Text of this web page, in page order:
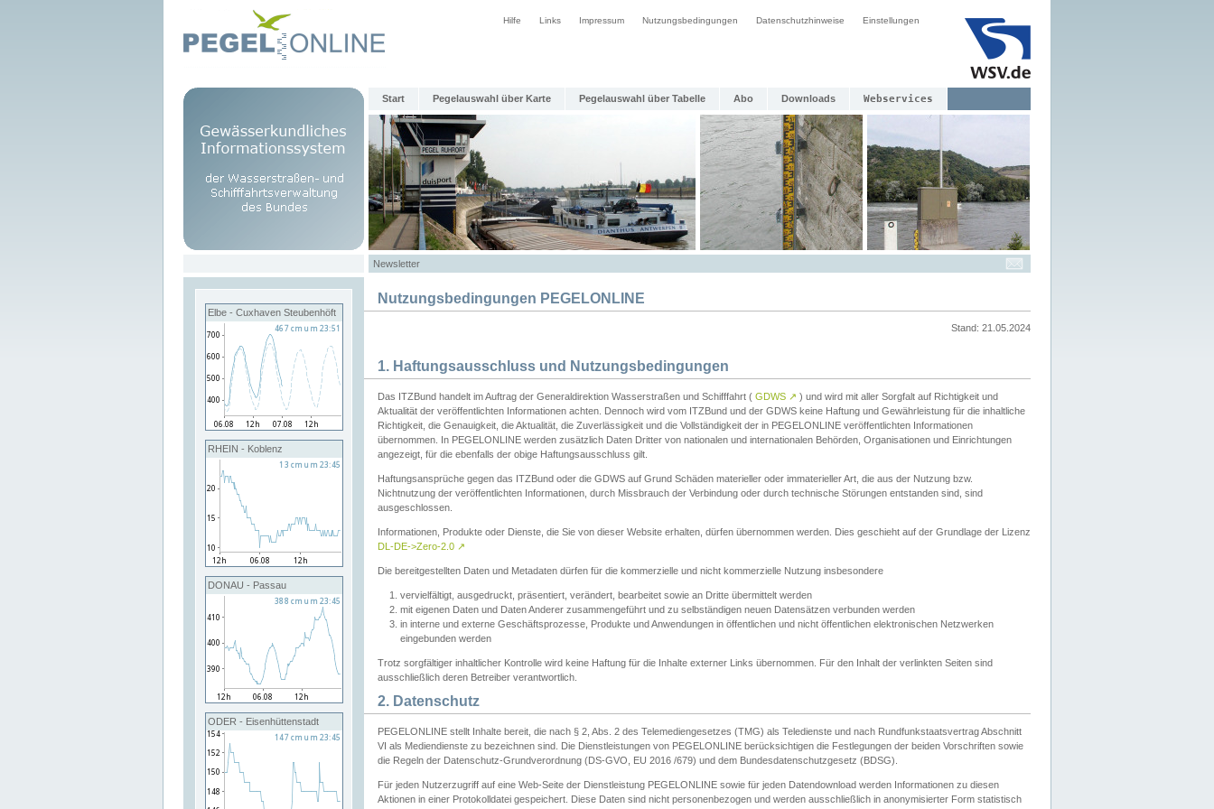
Hilfe Links Impressum Nutzungsbedingungen Datenschutzhinweise Einstellungen
Start Pegelauswahl über Karte Pegelauswahl über Tabelle Abo Downloads Webservices
Newsletter
Elbe - Cuxhaven Steubenhöft
RHEIN - Koblenz
DONAU - Passau
ODER - Eisenhüttenstadt
Nutzungsbedingungen PEGELONLINE
Stand: 21.05.2024
1. Haftungsausschluss und Nutzungsbedingungen
Das ITZBund handelt im Auftrag der Generaldirektion Wasserstraßen und Schifffahrt ( GDWS ↗ ) und wird mit aller Sorgfalt auf Richtigkeit und
Aktualität der veröffentlichten Informationen achten. Dennoch wird vom ITZBund und der GDWS keine Haftung und Gewährleistung für die inhaltliche
Richtigkeit, die Genauigkeit, die Aktualität, die Zuverlässigkeit und die Vollständigkeit der in PEGELONLINE veröffentlichten Informationen
übernommen. In PEGELONLINE werden zusätzlich Daten Dritter von nationalen und internationalen Behörden, Organisationen und Einrichtungen
angezeigt, für die ebenfalls der obige Haftungsausschluss gilt.
Haftungsansprüche gegen das ITZBund oder die GDWS auf Grund Schäden materieller oder immaterieller Art, die aus der Nutzung bzw.
Nichtnutzung der veröffentlichten Informationen, durch Missbrauch der Verbindung oder durch technische Störungen entstanden sind, sind
ausgeschlossen.
Informationen, Produkte oder Dienste, die Sie von dieser Website erhalten, dürfen übernommen werden. Dies geschieht auf der Grundlage der Lizenz
DL-DE->Zero-2.0 ↗
Die bereitgestellten Daten und Metadaten dürfen für die kommerzielle und nicht kommerzielle Nutzung insbesondere
vervielfältigt, ausgedruckt, präsentiert, verändert, bearbeitet sowie an Dritte übermittelt werden
mit eigenen Daten und Daten Anderer zusammengeführt und zu selbständigen neuen Datensätzen verbunden werden
in interne und externe Geschäftsprozesse, Produkte und Anwendungen in öffentlichen und nicht öffentlichen elektronischen Netzwerken
eingebunden werden
Trotz sorgfältiger inhaltlicher Kontrolle wird keine Haftung für die Inhalte externer Links übernommen. Für den Inhalt der verlinkten Seiten sind
ausschließlich deren Betreiber verantwortlich.
2. Datenschutz
PEGELONLINE stellt Inhalte bereit, die nach § 2, Abs. 2 des Telemediengesetzes (TMG) als Teledienste und nach Rundfunkstaatsvertrag Abschnitt
VI als Mediendienste zu bezeichnen sind. Die Dienstleistungen von PEGELONLINE berücksichtigen die Festlegungen der beiden Vorschriften sowie
die Regeln der Datenschutz-Grundverordnung (DS-GVO, EU 2016 /679) und dem Bundesdatenschutzgesetz (BDSG).
Für jeden Nutzerzugriff auf eine Web-Seite der Dienstleistung PEGELONLINE sowie für jeden Datendownload werden Informationen zu diesen
Aktionen in einer Protokolldatei gespeichert. Diese Daten sind nicht personenbezogen und werden ausschließlich in anonymisierter Form statistisch